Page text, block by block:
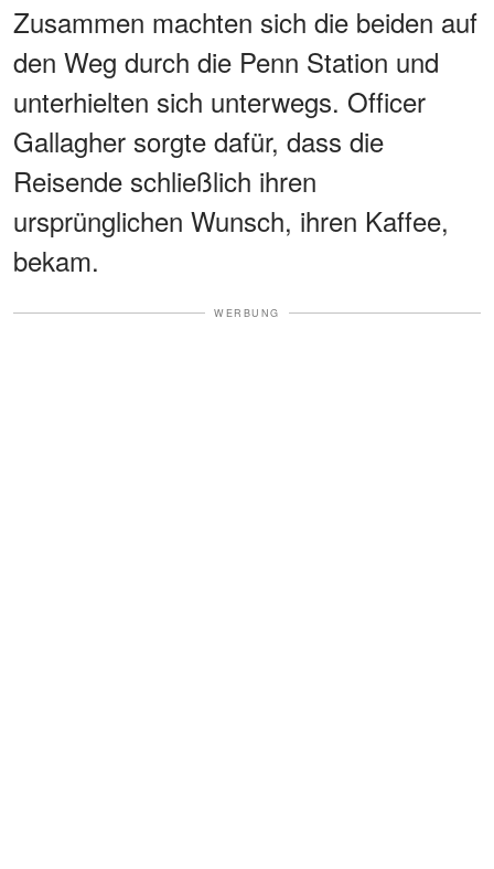
Zusammen machten sich die beiden auf
den Weg durch die Penn Station und
unterhielten sich unterwegs. Officer
Gallagher sorgte dafür, dass die
Reisende schließlich ihren
ursprünglichen Wunsch, ihren Kaffee,
bekam.
WERBUNG